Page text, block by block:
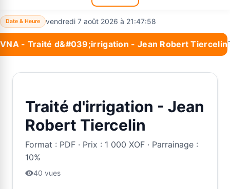
Date & Heure vendredi 7 août 2026 à 21:47:58
VNA - Traité d&#039;irrigation - Jean Robert Tiercelin
Nouveau :*#VNA INNOVATION: SITE DIGITAL À
Traité d'irrigation - Jean
Robert Tiercelin
Format : PDF · Prix : 1 000 XOF · Parrainage :
10%
40 vues